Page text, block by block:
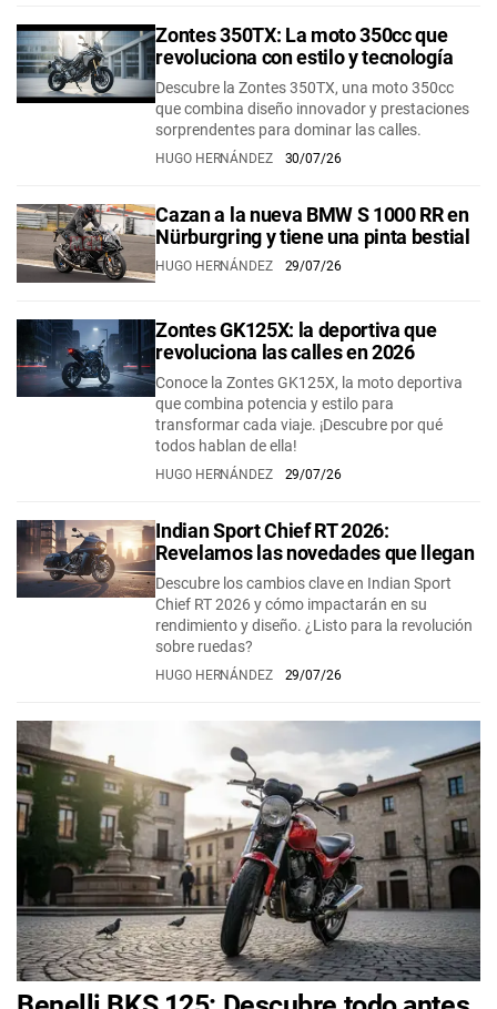
Zontes 350TX: La moto 350cc que
revoluciona con estilo y tecnología
Descubre la Zontes 350TX, una moto 350cc
que combina diseño innovador y prestaciones
sorprendentes para dominar las calles.
HUGO HERNÁNDEZ 30/07/26
Cazan a la nueva BMW S 1000 RR en
Nürburgring y tiene una pinta bestial
HUGO HERNÁNDEZ 29/07/26
Zontes GK125X: la deportiva que
revoluciona las calles en 2026
Conoce la Zontes GK125X, la moto deportiva
que combina potencia y estilo para
transformar cada viaje. ¡Descubre por qué
todos hablan de ella!
HUGO HERNÁNDEZ 29/07/26
Indian Sport Chief RT 2026:
Revelamos las novedades que llegan
Descubre los cambios clave en Indian Sport
Chief RT 2026 y cómo impactarán en su
rendimiento y diseño. ¿Listo para la revolución
sobre ruedas?
HUGO HERNÁNDEZ 29/07/26